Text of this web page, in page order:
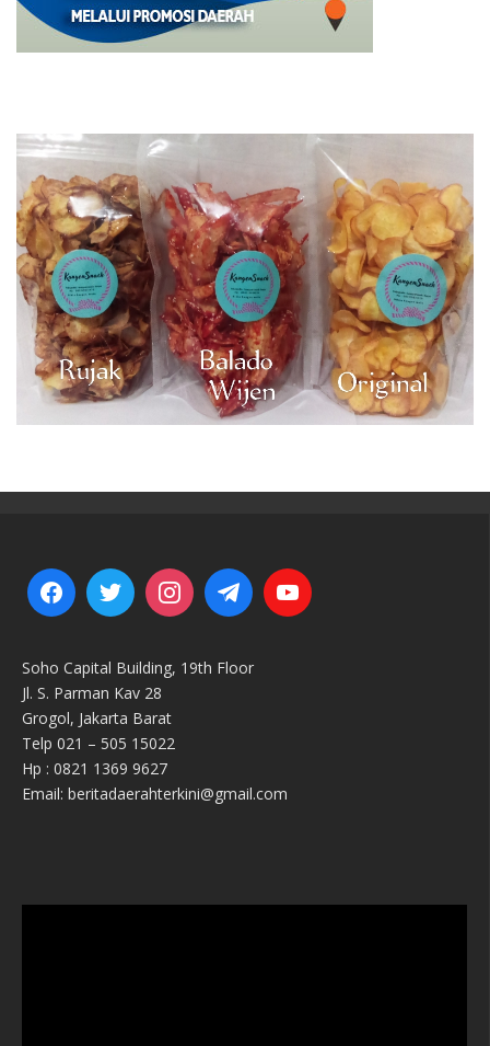
Soho Capital Building, 19th Floor
Jl. S. Parman Kav 28
Grogol, Jakarta Barat
Telp 021 – 505 15022
Hp : 0821 1369 9627
Email: beritadaerahterkini@gmail.com